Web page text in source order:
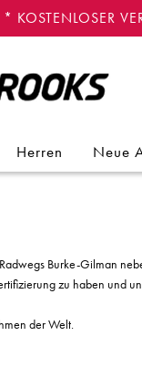
KOSTENLOSER
Herren Neue
Burke-Gilman
zu haben und
der Welt.